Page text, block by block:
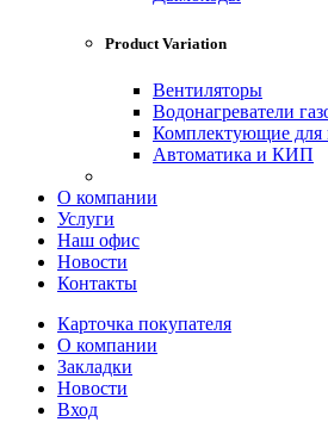
Product Variation
Вентиляторы
Водонагреватели
Комплектующие для
Автоматика и КИП
О компании
Услуги
Наш офис
Новости
Контакты
Карточка покупателя
О компании
Закладки
Новости
Вход